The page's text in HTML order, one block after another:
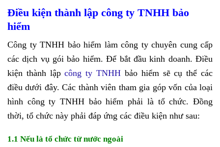
Điều kiện thành lập công ty TNHH bảo
hiểm
Công ty TNHH bảo hiểm làm công ty chuyên cung cấp
các dịch vụ gói bảo hiểm. Để bắt đầu kinh doanh. Điều
kiện thành lậpcông ty TNHH bảo hiểm sẽ cụ thể các
điều dưới đây. Các thành viên tham gia góp vốn của loại
hình công ty TNHH bảo hiểm phải là tổ chức. Đồng
thời, tổ chức này phải đáp ứng các điều kiện như sau:
1.1 Nếu là tổ chức từ nước ngoài